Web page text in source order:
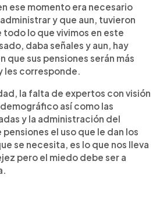
ese momento era necesario
y que aun, tuvieron
todo lo que vivimos en este
daba señales y aun, hay
que sus pensiones serán más
les corresponde.
la falta de expertos con visión
asícomo las
y la administración del
el uso que le dan los
se necesita, es lo que nos lleva
pero el miedo debe ser a